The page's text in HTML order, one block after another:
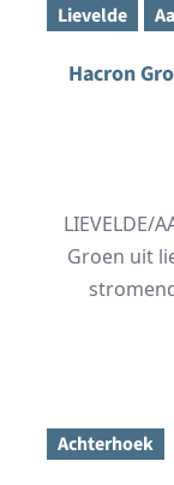
Lievelde
Hacron
LIEVELDE/
Groen uit
Achterhoek